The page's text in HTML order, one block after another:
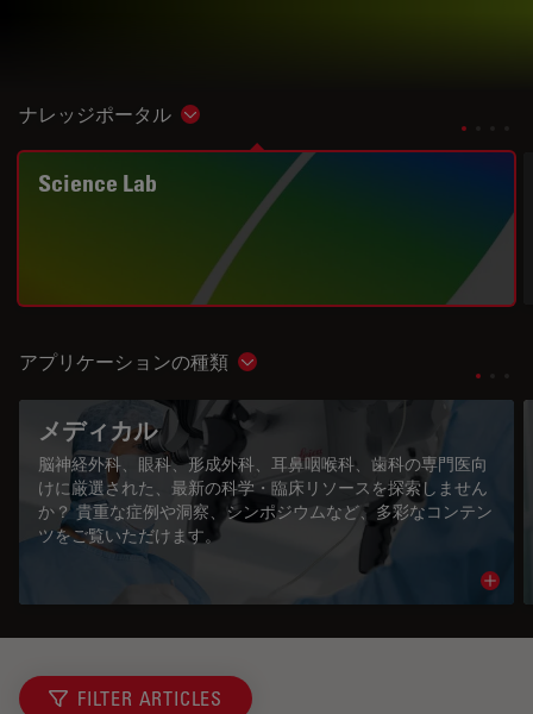
ナレッジポータル Show subnavigation
Science Lab
アプリケーションの種類 Show subnavigation
メディカル
脳神経外科、眼科、形成外科、耳鼻咽喉科、歯科の専門医向
けに厳選された、最新の科学・臨床リソースを探索しません
か？ 貴重な症例や洞察、シンポジウムなど、多彩なコンテン
ツをご覧いただけます。
FILTER ARTICLES